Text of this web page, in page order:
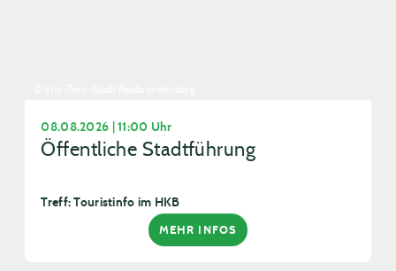
08.08.2026 | 11:00 Uhr
Öffentliche Stadtführung
Treff: Touristinfo im HKB
MEHR INFOS